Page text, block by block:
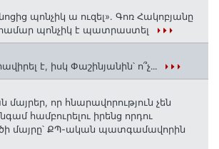
պոնչիկ ա ուզել». Գոռ Հակոբյանը
համար պոնչիկ է պատրաստել
է, իսկ Փաշինյանին՝ ո՞չ․․․
մայրեր, որ հնարավորություն չեն
համբուրելու իրենց որդու
մայրը՝ ՔՊ-ական պատգամավորին